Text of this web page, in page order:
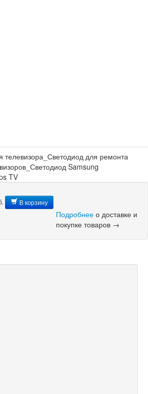
телевизора_Светодиод для ремонта
Samsung
TV
В корзину
Подробнее о доставке и
покупке товаров →